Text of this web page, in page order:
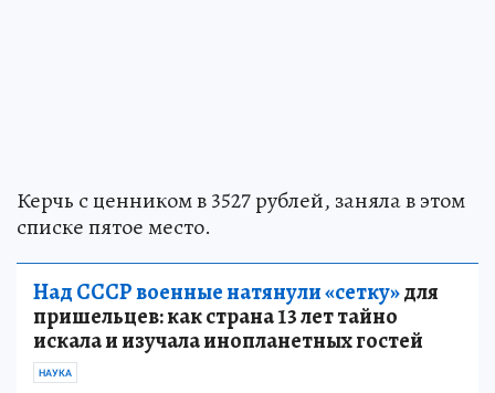
Керчь с ценником в 3527 рублей, заняла в этом
списке пятое место.
Над СССР военные натянули «сетку»для
пришельцев: как страна 13 лет тайно
искала и изучала инопланетных гостей
НАУКА